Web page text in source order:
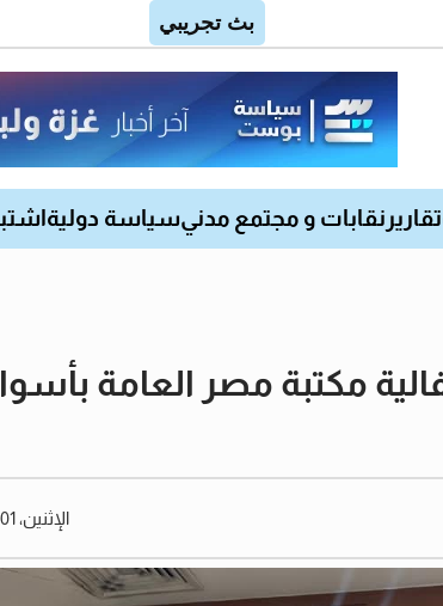
تقارير نقابات و مجتمع مدنيسياسة دولية
مكتبة مصر العامة
الإثنين، 01 يونيو 2026 12:21 مساءً